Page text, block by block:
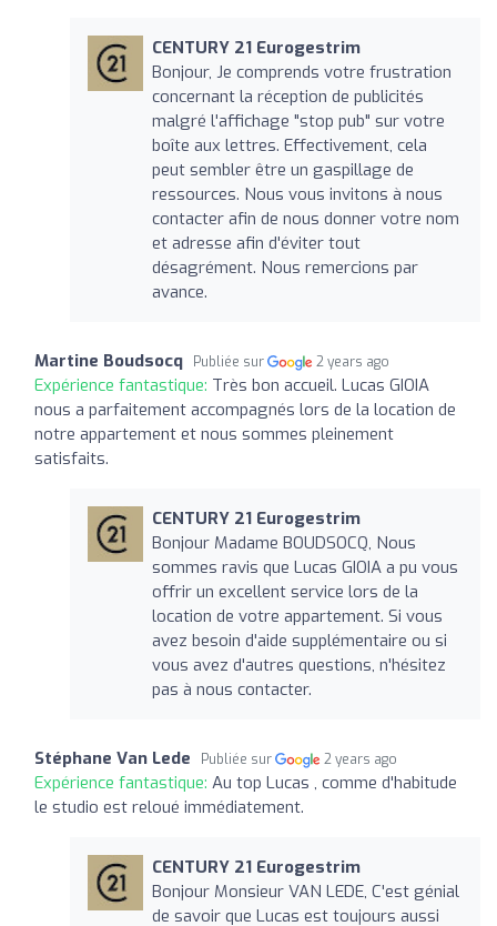
CENTURY 21 Eurogestrim
Bonjour, Je comprends votre frustration
concernant la réception de publicités
malgré l'affichage "stop pub" sur votre
boîte aux lettres. Effectivement, cela
peut sembler être un gaspillage de
ressources. Nous vous invitons à nous
contacter afin de nous donner votre nom
et adresse afin d'éviter tout
désagrément. Nous remercions par
avance.
Martine Boudsocq Publiée sur 2 years ago
Expérience fantastique: Très bon accueil. Lucas GIOIA
nous a parfaitement accompagnés lors de la location de
notre appartement et nous sommes pleinement
satisfaits.
CENTURY 21 Eurogestrim
Bonjour Madame BOUDSOCQ, Nous
sommes ravis que Lucas GIOIA a pu vous
offrir un excellent service lors de la
location de votre appartement. Si vous
avez besoin d'aide supplémentaire ou si
vous avez d'autres questions, n'hésitez
pas à nous contacter.
Stéphane Van Lede Publiée sur 2 years ago
Expérience fantastique: Au top Lucas , comme d'habitude
le studio est reloué immédiatement.
CENTURY 21 Eurogestrim
Bonjour Monsieur VAN LEDE, C'est génial
de savoir que Lucas est toujours aussi